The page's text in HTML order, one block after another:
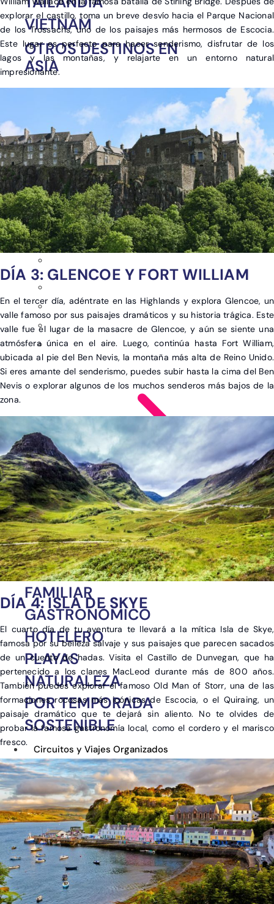
VIETNAM
OTROS DESTINOS EN
ASIA
Ver post de Asia
CINEMATOGRÁFICO
FAMILIAR
GASTRONÓMICO
HOTELERO
PLAYAS
NATURALEZA
POR TEMPORADA
SOSTENIBLE
Circuitos y Viajes Organizados
Alojamientos con ahorro
Guías de Viaje
explorar el castillo, toma un breve desvío hacia el Parque Nacional
de los Trossachs, uno de los paisajes más hermosos de Escocia.
Este lugar es perfecto para hacer senderismo, disfrutar de los
lagos y las montañas, y relajarte en un entorno natural
impresionante.
DÍA 3: GLENCOE Y FORT WILLIAM
En el tercer día, adéntrate en las Highlands y explora Glencoe, un
valle famoso por sus paisajes dramáticos y su historia trágica. Este
valle fue el lugar de la masacre de Glencoe, y aún se siente una
atmósfera única en el aire. Luego, continúa hasta Fort William,
ubicada al pie del Ben Nevis, la montaña más alta de Reino Unido.
Si eres amante del senderismo, puedes subir hasta la cima del Ben
Nevis o explorar algunos de los muchos senderos más bajos de la
zona.
DÍA 4: ISLA DE SKYE
El cuarto día de tu aventura te llevará a la mítica Isla de Skye,
famosa por su belleza salvaje y sus paisajes que parecen sacados
de un cuento de hadas. Visita el Castillo de Dunvegan, que ha
pertenecido a los clanes MacLeod durante más de 800 años.
También puedes explorar el famoso Old Man of Storr, una de las
formaciones rocosas más icónicas de Escocia, o el Quiraing, un
paisaje dramático que te dejará sin aliento. No te olvides de
probar la famosa gastronomía local, como el cordero y el marisco
fresco.